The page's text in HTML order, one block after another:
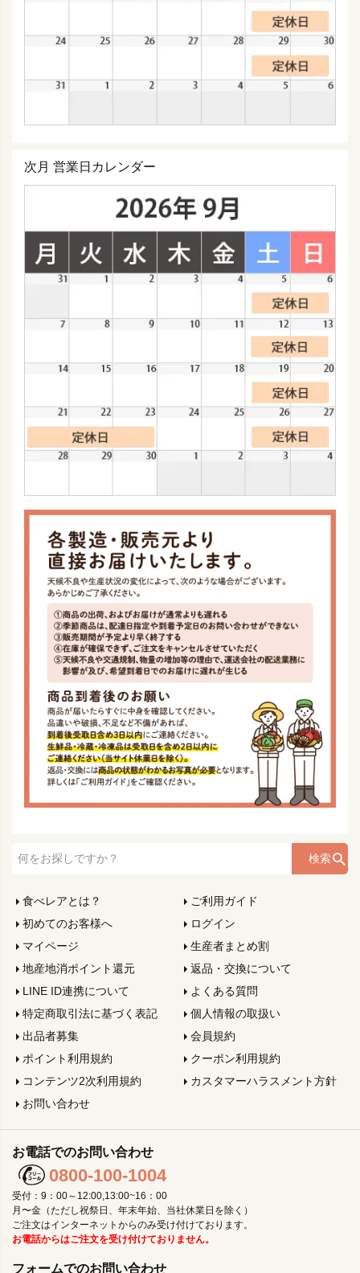
次月 営業日カレンダー
検索
食べレアとは？
ご利用ガイド
初めてのお客様へ
ログイン
マイページ
生産者まとめ割
地産地消ポイント還元
返品・交換について
LINE ID連携について
よくある質問
特定商取引法に基づく表記
個人情報の取扱い
出品者募集
会員規約
ポイント利用規約
クーポン利用規約
コンテンツ2次利用規約
カスタマーハラスメント方針
お問い合わせ
お電話でのお問い合わせ
0800-100-1004
受付：9：00～12:00,13:00~16：00
月〜金（ただし祝祭日、年末年始、当社休業日を除く）
ご注文はインターネットからのみ受け付けております。
お電話からはご注文を受け付けておりません。
フォームでのお問い合わせ